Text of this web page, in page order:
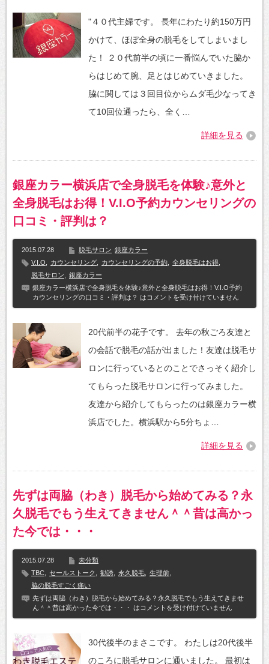
"４０代主婦です。 長年にわたり約150万円
かけて、ほぼ全身の脱毛をしてしまいまし
た！ ２０代前半の頃に一番悩んでいた脇か
らはじめて腕、足とはじめていきました。
脇に関しては３回目位からムダ毛少なってき
て10回位通ったら、全く…
詳細を見る
銀座カラー横浜店で全身脱毛を体験♪意外と
全身脱毛はお得！V.I.O予約カウンセリングの
口コミ・評判は？
2015.07.28 脱毛サロン 銀座カラー
V.I.O
カウンセリング カウンセリングの予約 全身脱毛はお得
脱毛サロン
銀座カラー
銀座カラー横浜店で全身脱毛を体験♪意外と全身脱毛はお得！V.I.O予約
カウンセリングの口コミ・評判は？ は コメントを受け付けていません
20代前半の花子です。 去年の秋ごろ友達と
の会話で脱毛の話が出ました！友達は脱毛サ
ロンに行っているとのことでさっそく紹介し
てもらった脱毛サロンに行ってみました。
友達から紹介してもらったのは銀座カラー横
浜店でした。横浜駅から5分ちょ…
詳細を見る
先ずは両脇（わき）脱毛から始めてみる？永
久脱毛でもう生えてきません＾＾昔は高かっ
た今では・・・
2015.07.28
未分類
TBC
セールストーク 勧誘 永久脱毛 生理前
脇の脱毛すごく痛い
先ずは両脇（わき）脱毛から始めてみる？永久脱毛でもう生えてきませ
ん＾＾昔は高かった今では・・・ は コメントを受け付けていません
30代後半のまさこです。 わたしは20代後半
のころに脱毛サロンに通いました。 最初は